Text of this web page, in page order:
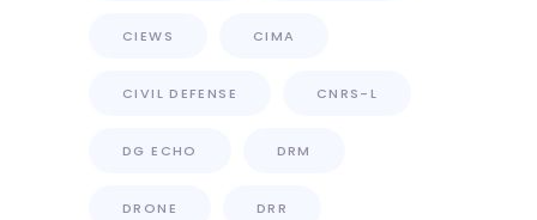
CIEWS CIMA
CIVIL DEFENSE CNRS-L
DG ECHO DRM
DRONE DRR